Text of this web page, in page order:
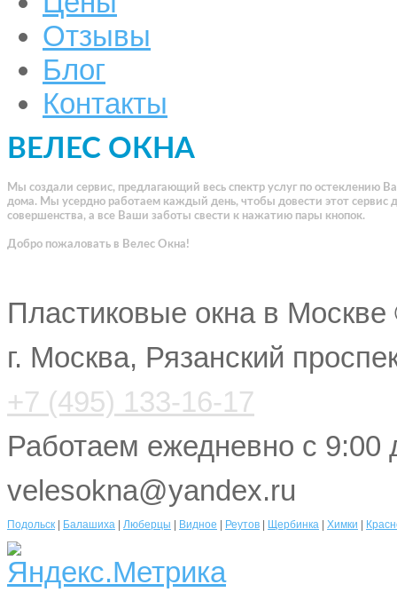
Отзывы
Блог
Контакты
ВЕЛЕС ОКНА
Мы создали сервис, предлагающий весь спектр услуг по остеклению
дома. Мы усердно работаем каждый день, чтобы довести этот сервис
совершенства, а все Ваши заботы свести к нажатию пары кнопок.
Добро пожаловать в Велес Окна!
Пластиковые окна в
г. Москва, Рязанский
+7 (495) 133-16-17
Работаем ежедневно с 9:00
velesokna@yandex.ru
Подольск Балашиха Люберцы Видное Реутов Щербинка Химки